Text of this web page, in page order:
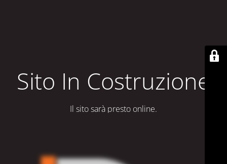
Sito In Costruzione
Il sito sarà presto online.